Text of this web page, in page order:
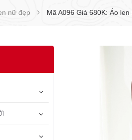
nữ đẹp Mã A096 Giá 680K: Áo